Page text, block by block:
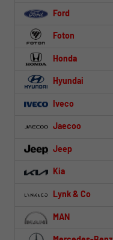
Ford
Foton
Honda
Hyundai
Iveco
Jaecoo
Jeep
Kia
Lynk & Co
MAN